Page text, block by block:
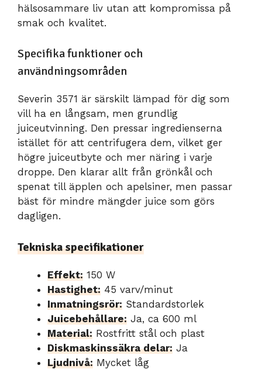
hälsosammare liv utan att kompromissa på
smak och kvalitet.
Specifika funktioner och
användningsområden
Severin 3571 är särskilt lämpad för dig som
vill ha en långsam, men grundlig
juiceutvinning. Den pressar ingredienserna
istället för att centrifugera dem, vilket ger
högre juiceutbyte och mer näring i varje
droppe. Den klarar allt från grönkål och
spenat till äpplen och apelsiner, men passar
bäst för mindre mängder juice som görs
dagligen.
Tekniska specifikationer
Effekt: 150 W
Hastighet: 45 varv/minut
Inmatningsrör: Standardstorlek
Juicebehållare: Ja, ca 600 ml
Material: Rostfritt stål och plast
Diskmaskinssäkra delar: Ja
Ljudnivå: Mycket låg